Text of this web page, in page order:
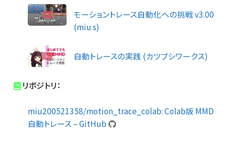
モーショントレース自動化への挑戦 v3.00
(miu s)
自動トレースの実践 (カツブシワークス)
リポジトリ：
miu200521358/motion_trace_colab: Colab版 MMD
自動トレース – GitHub